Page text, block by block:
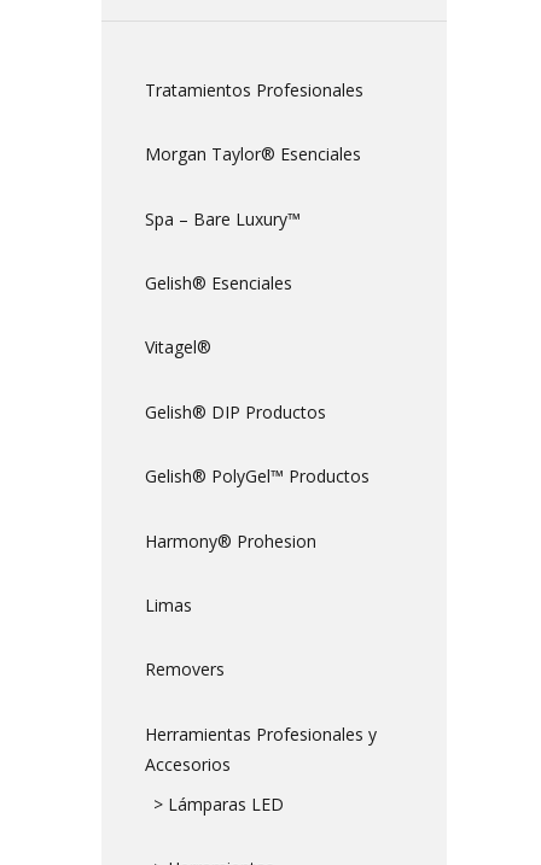
Tratamientos Profesionales
Morgan Taylor® Esenciales
Spa – Bare Luxury™
Gelish® Esenciales
Vitagel®
Gelish® DIP Productos
Gelish® PolyGel™ Productos
Harmony® Prohesion
Limas
Removers
Herramientas Profesionales y
Accesorios
> Lámparas LED